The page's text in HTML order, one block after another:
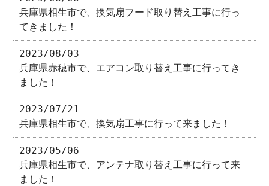
兵庫県相生市で、換気扇フード取り替え工事に行っ
てきました！
2023/08/03
兵庫県赤穂市で、エアコン取り替え工事に行ってき
ました！
2023/07/21
兵庫県相生市で、換気扇工事に行って来ました！
2023/05/06
兵庫県相生市で、アンテナ取り替え工事に行って来
ました！